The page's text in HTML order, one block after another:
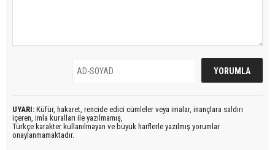
UYARI: Küfür, hakaret, rencide edici cümleler veya imalar, inançlara saldırı
içeren, imla kuralları ile yazılmamış,
Türkçe karakter kullanılmayan ve büyük harflerle yazılmış yorumlar
onaylanmamaktadır.